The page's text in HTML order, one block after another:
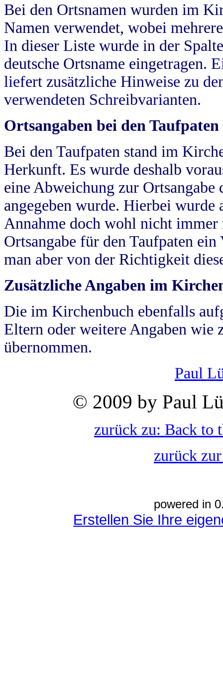
Bei den Ortsnamen wurden im
Namen verwendet, wobei
In dieser Liste wurde in der
deutsche Ortsname eingetragen.
liefert zusätzliche Hinweise zu
verwendeten Schreibvarianten.
Ortsangaben bei den Taufpaten
Bei den Taufpaten stand im
Herkunft. Es wurde deshalb
eine Abweichung zur
angegeben wurde. Hierbei wurde
Annahme doch wohl nicht
Ortsangabe für den Taufpaten
man aber von der Richtigkeit
Zusätzliche Angaben im
Die im Kirchenbuch ebenfalls
Eltern oder weitere Angaben wie
übernommen.
Paul
© 2009 by Paul
zurück zu: Back to
zurück
powered in
Erstellen Sie Ihre